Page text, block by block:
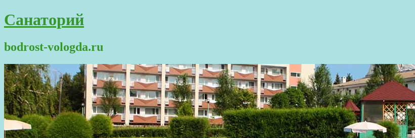
Санаторий
bodrost-vologda.ru